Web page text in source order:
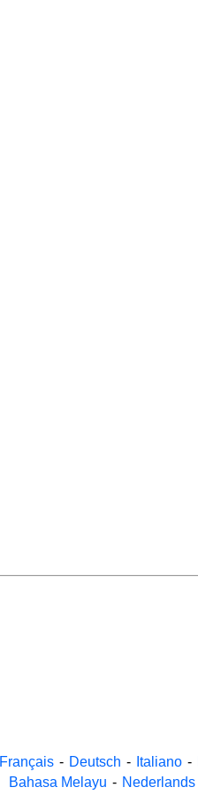
Français - Deutsch - Italiano -
Bahasa Melayu - Nederlands